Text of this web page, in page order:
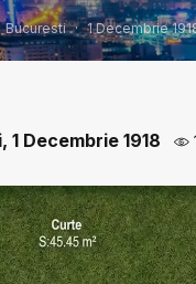
Bucuresti 1 Decembrie
1 Decembrie 1918